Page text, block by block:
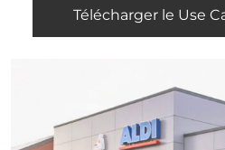
Télécharger le Use